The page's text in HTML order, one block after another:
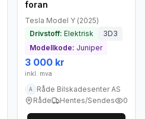
foran
Tesla Model Y (2025)
Drivstoff: Elektrisk
3D3
Modellkode: Juniper
3 000 kr
inkl. mva
A
Råde Bilskadesenter AS
Råde
Hentes/Sendes 0